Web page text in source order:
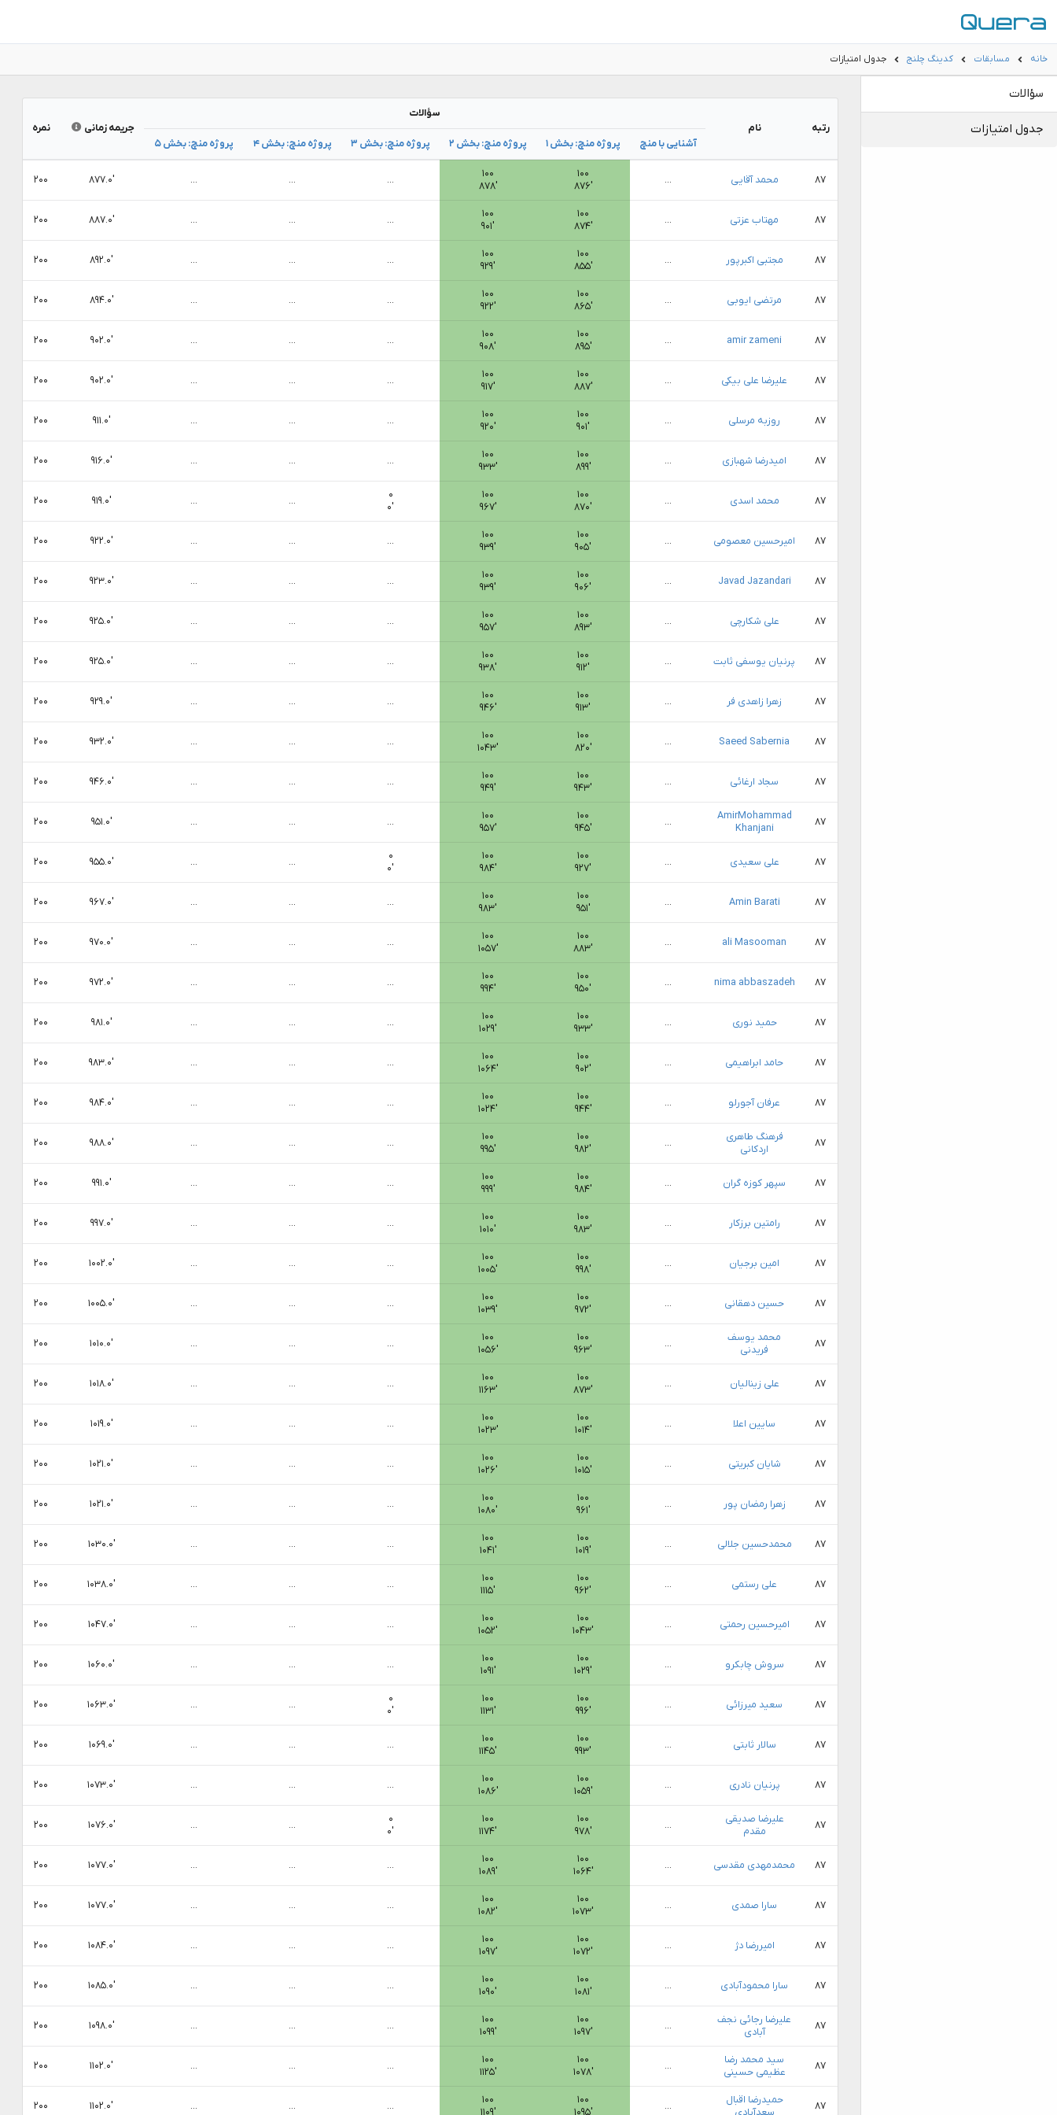
خانه مسابقات کدینگ چلنج جدول امتیازات
سؤالات
جدول امتیازات رتبه نام
سؤالات
جریمه زمانی
نمره
آشنایی با منچ
پروژه منچ: بخش ۱ پروژه منچ: بخش ۲ پروژه منچ: بخش ۳ پروژه منچ: بخش ۴ پروژه منچ: بخش ۵
۸۷ محمد آقایی ...
۱۰۰
۸۷۶′
۱۰۰
۸۷۸′
...
...
... ۸۷۷.۰′ ۲۰۰
۸۷ مهتاب عزتی ...
۱۰۰
۸۷۴′
۱۰۰
۹۰۱′
...
...
... ۸۸۷.۰′ ۲۰۰
۸۷ مجتبی اکبرپور ...
۱۰۰
۸۵۵′
۱۰۰
۹۲۹′
...
...
... ۸۹۲.۰′ ۲۰۰
۸۷ مرتضی ایوبی ...
۱۰۰
۸۶۵′
۱۰۰
۹۲۲′
...
...
... ۸۹۴.۰′ ۲۰۰
۸۷ amir zameni
...
۱۰۰
۸۹۵′
۱۰۰
۹۰۸′
...
...
... ۹۰۲.۰′ ۲۰۰
۸۷ علیرضا علی بیکی ...
۱۰۰
۸۸۷′
۱۰۰
۹۱۷′
...
...
... ۹۰۲.۰′ ۲۰۰
۸۷ روزبه مرسلی ...
۱۰۰
۹۰۱′
۱۰۰
۹۲۰′
...
...
... ۹۱۱.۰′ ۲۰۰
۸۷ امیدرضا شهبازی ...
۱۰۰
۸۹۹′
۱۰۰
۹۳۳′
...
...
... ۹۱۶.۰′ ۲۰۰
۸۷ محمد اسدی ...
۱۰۰
۸۷۰′
۱۰۰
۹۶۷′
۰
۰′
...
... ۹۱۹.۰′ ۲۰۰
۸۷ امیرحسین معصومی ...
۱۰۰
۹۰۵′
۱۰۰
۹۳۹′
...
...
... ۹۲۲.۰′ ۲۰۰
۸۷ Javad Jazandari
...
۱۰۰
۹۰۶′
۱۰۰
۹۳۹′
...
...
... ۹۲۳.۰′ ۲۰۰
۸۷ علی شکارچی ...
۱۰۰
۸۹۳′
۱۰۰
۹۵۷′
...
...
... ۹۲۵.۰′ ۲۰۰
۸۷ پرنیان یوسفی ثابت ...
۱۰۰
۹۱۲′
۱۰۰
۹۳۸′
...
...
... ۹۲۵.۰′ ۲۰۰
۸۷ زهرا زاهدی فر ...
۱۰۰
۹۱۳′
۱۰۰
۹۴۶′
...
...
... ۹۲۹.۰′ ۲۰۰
۸۷ Saeed Sabernia
...
۱۰۰
۸۲۰′
۱۰۰
۱۰۴۳′
...
...
... ۹۳۲.۰′ ۲۰۰
۸۷ سجاد ارغائی ...
۱۰۰
۹۴۳′
۱۰۰
۹۴۹′
...
...
... ۹۴۶.۰′ ۲۰۰
۸۷
AmirMohammad
Khanjani
...
۱۰۰
۹۴۵′
۱۰۰
۹۵۷′
...
...
... ۹۵۱.۰′ ۲۰۰
۸۷ علی سعیدی ...
۱۰۰
۹۲۷′
۱۰۰
۹۸۴′
۰
۰′
...
... ۹۵۵.۰′ ۲۰۰
۸۷ Amin Barati
...
۱۰۰
۹۵۱′
۱۰۰
۹۸۳′
...
...
... ۹۶۷.۰′ ۲۰۰
۸۷ ali Masooman
...
۱۰۰
۸۸۳′
۱۰۰
۱۰۵۷′
...
...
... ۹۷۰.۰′ ۲۰۰
۸۷ nima abbaszadeh
...
۱۰۰
۹۵۰′
۱۰۰
۹۹۴′
...
...
... ۹۷۲.۰′ ۲۰۰
۸۷ حمید نوری ...
۱۰۰
۹۳۳′
۱۰۰
۱۰۲۹′
...
...
... ۹۸۱.۰′ ۲۰۰
۸۷ حامد ابراهیمی ...
۱۰۰
۹۰۲′
۱۰۰
۱۰۶۴′
...
...
... ۹۸۳.۰′ ۲۰۰
۸۷ عرفان آجورلو ...
۱۰۰
۹۴۴′
۱۰۰
۱۰۲۴′
...
...
... ۹۸۴.۰′ ۲۰۰
۸۷
فرهنگ طاهری
اردکانی
...
۱۰۰
۹۸۲′
۱۰۰
۹۹۵′
...
...
... ۹۸۸.۰′ ۲۰۰
۸۷ سپهر کوزه گران ...
۱۰۰
۹۸۴′
۱۰۰
۹۹۹′
...
...
... ۹۹۱.۰′ ۲۰۰
۸۷ رامتین برزکار ...
۱۰۰
۹۸۳′
۱۰۰
۱۰۱۰′
...
...
... ۹۹۷.۰′ ۲۰۰
۸۷ امین برجیان ...
۱۰۰
۹۹۸′
۱۰۰
۱۰۰۵′
...
...
... ۱۰۰۲.۰′ ۲۰۰
۸۷ حسین دهقانی ...
۱۰۰
۹۷۲′
۱۰۰
۱۰۳۹′
...
...
... ۱۰۰۵.۰′ ۲۰۰
۸۷
محمد یوسف
فریدنی
...
۱۰۰
۹۶۳′
۱۰۰
۱۰۵۶′
...
...
... ۱۰۱۰.۰′ ۲۰۰
۸۷ علی زینالیان ...
۱۰۰
۸۷۳′
۱۰۰
۱۱۶۳′
...
...
... ۱۰۱۸.۰′ ۲۰۰
۸۷ سایین اعلا ...
۱۰۰
۱۰۱۴′
۱۰۰
۱۰۲۳′
...
...
... ۱۰۱۹.۰′ ۲۰۰
۸۷ شایان کبریتی ...
۱۰۰
۱۰۱۵′
۱۰۰
۱۰۲۶′
...
...
... ۱۰۲۱.۰′ ۲۰۰
۸۷ زهرا رمضان پور ...
۱۰۰
۹۶۱′
۱۰۰
۱۰۸۰′
...
...
... ۱۰۲۱.۰′ ۲۰۰
۸۷ محمدحسین جلالی ...
۱۰۰
۱۰۱۹′
۱۰۰
۱۰۴۱′
...
...
... ۱۰۳۰.۰′ ۲۰۰
۸۷ علی رستمی ...
۱۰۰
۹۶۲′
۱۰۰
۱۱۱۵′
...
...
... ۱۰۳۸.۰′ ۲۰۰
۸۷ امیرحسین رحمتی ...
۱۰۰
۱۰۴۳′
۱۰۰
۱۰۵۲′
...
...
... ۱۰۴۷.۰′ ۲۰۰
۸۷ سروش چابکرو ...
۱۰۰
۱۰۲۹′
۱۰۰
۱۰۹۱′
...
...
... ۱۰۶۰.۰′ ۲۰۰
۸۷ سعید میرزائی ...
۱۰۰
۹۹۶′
۱۰۰
۱۱۳۱′
۰
۰′
...
... ۱۰۶۳.۰′ ۲۰۰
۸۷ سالار ثابتی ...
۱۰۰
۹۹۳′
۱۰۰
۱۱۴۵′
...
...
... ۱۰۶۹.۰′ ۲۰۰
۸۷ پرنیان نادری ...
۱۰۰
۱۰۵۹′
۱۰۰
۱۰۸۶′
...
...
... ۱۰۷۳.۰′ ۲۰۰
۸۷
علیرضا صدیقی
مقدم
...
۱۰۰
۹۷۸′
۱۰۰
۱۱۷۴′
۰
۰′
...
... ۱۰۷۶.۰′ ۲۰۰
۸۷ محمدمهدی مقدسی ...
۱۰۰
۱۰۶۴′
۱۰۰
۱۰۸۹′
...
...
... ۱۰۷۷.۰′ ۲۰۰
۸۷ سارا صمدی ...
۱۰۰
۱۰۷۳′
۱۰۰
۱۰۸۲′
...
...
... ۱۰۷۷.۰′ ۲۰۰
۸۷ امیررضا دژ ...
۱۰۰
۱۰۷۲′
۱۰۰
۱۰۹۷′
...
...
... ۱۰۸۴.۰′ ۲۰۰
۸۷ سارا محمودآبادی ...
۱۰۰
۱۰۸۱′
۱۰۰
۱۰۹۰′
...
...
... ۱۰۸۵.۰′ ۲۰۰
۸۷
علیرضا رجائی نجف
آبادی
...
۱۰۰
۱۰۹۷′
۱۰۰
۱۰۹۹′
...
...
... ۱۰۹۸.۰′ ۲۰۰
۸۷
سید محمد رضا
عظیمی حسینی
...
۱۰۰
۱۰۷۸′
۱۰۰
۱۱۲۵′
...
...
... ۱۱۰۲.۰′ ۲۰۰
۸۷
حمیدرضا اقبال
...
۱۰۰
۱۰۰
...
...
... ۱۱۰۲.۰′ ۲۰۰